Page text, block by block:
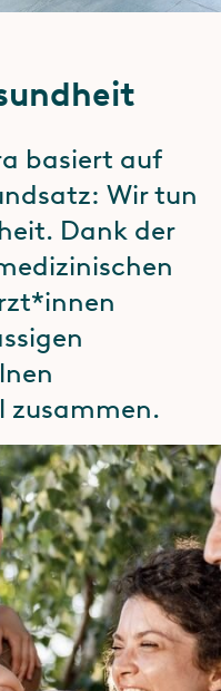
basiert auf
Wir tun
Dank der
zusammen.